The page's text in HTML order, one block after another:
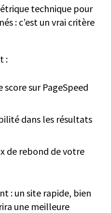
technique pour
: c’est un vrai critère
:
score sur PageSpeed
dans les résultats
de rebond de votre
: un site rapide, bien
une meilleure